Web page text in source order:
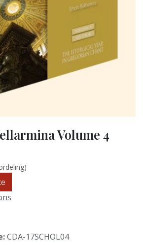
Volume 4
CDA-17SCHOL04